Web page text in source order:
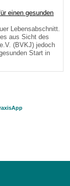
einen gesunden
Lebensabschnitt.
aus Sicht des
(BVKJ) jedoch
Start in